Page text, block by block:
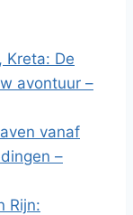
Kreta: De
avontuur –
vanaf
–
Rijn: